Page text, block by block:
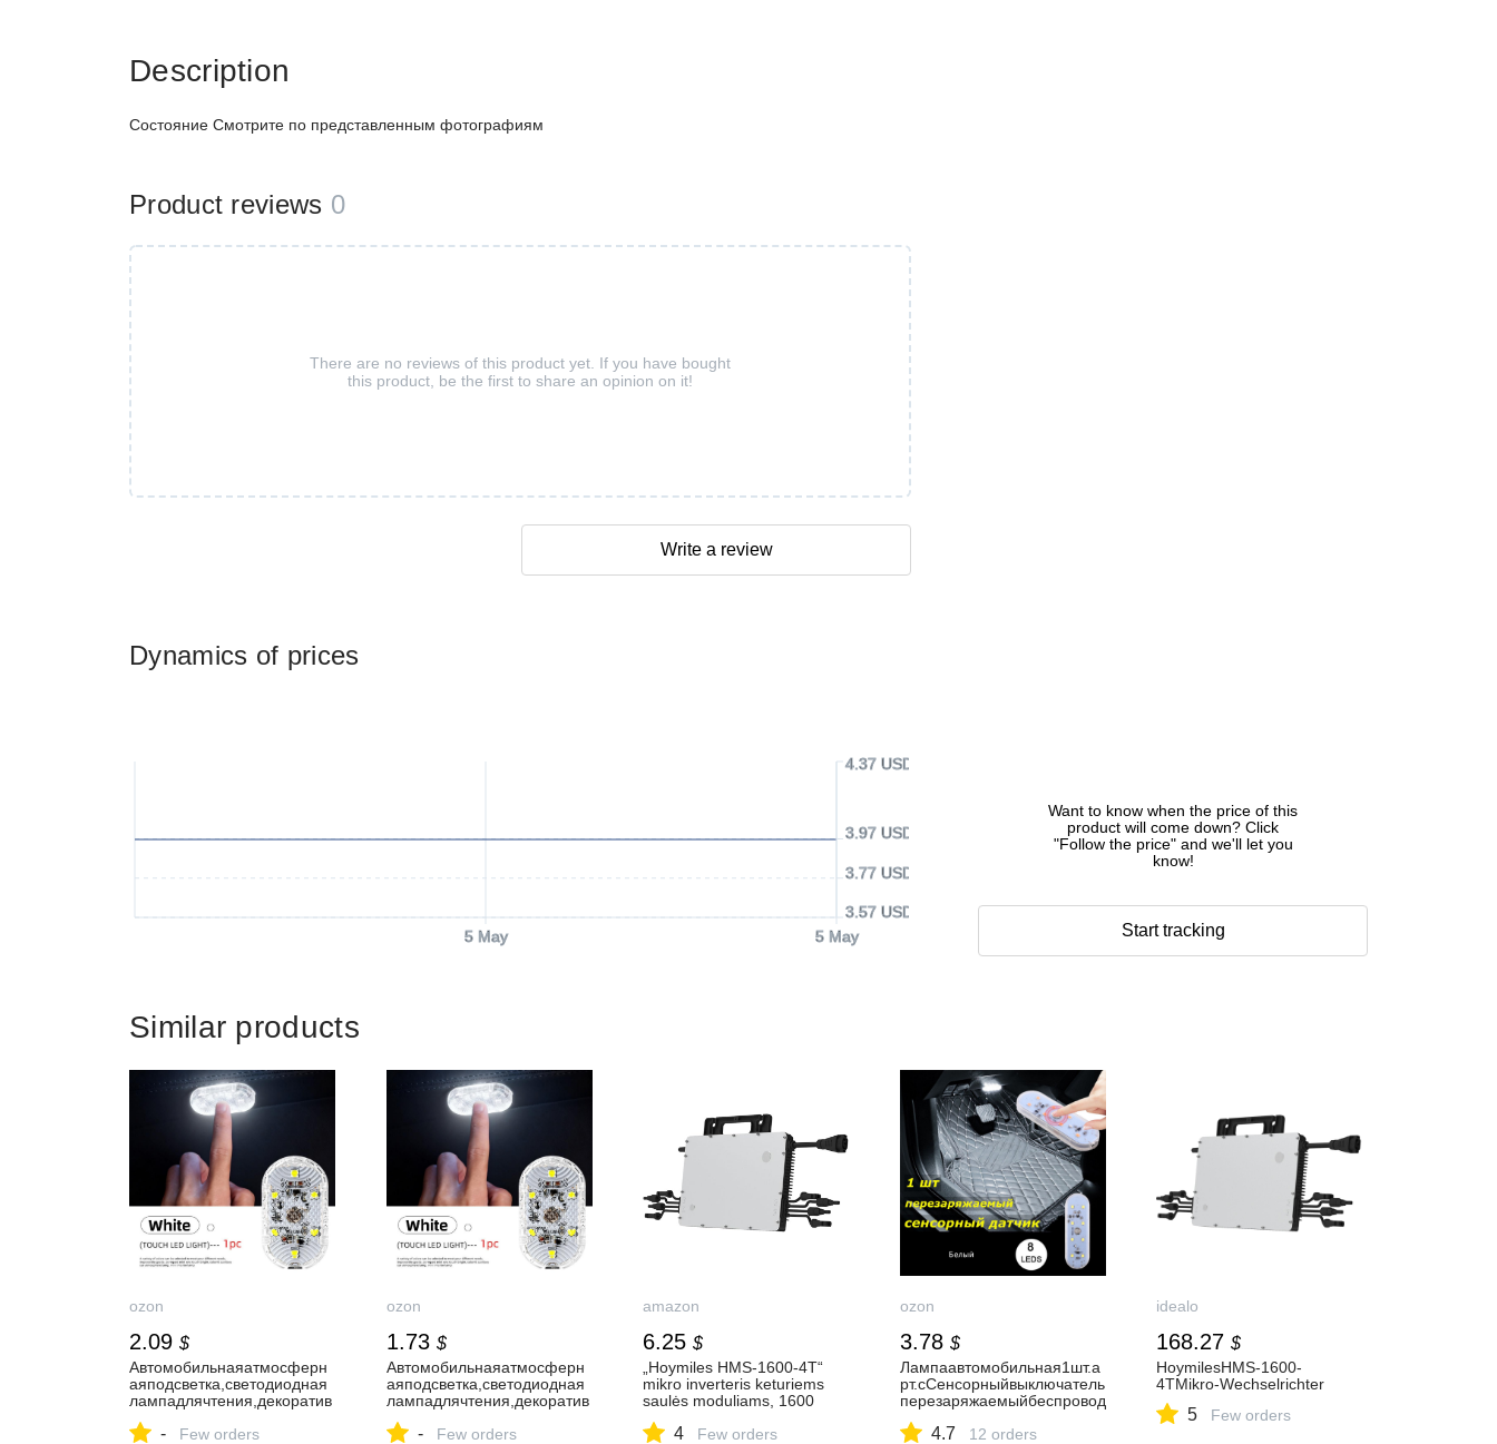
Dynamics of prices
5 May 5 May
3.57 USD
3.77 USD
3.97 USD
4.37 USD
Want to know when the price of this
product will come down? Click
"Follow the price" and we'll let you
know!
Start tracking
Description
Состояние Смотрите по представленным фотографиям
Product reviews 0
There are no reviews of this product yet. If you have bought
this product, be the first to share an opinion on it!
Write a review
Similar products
ozon
2.09 $
Автомобильнаяатмосферн
аяподсветка,светодиодная
лампадлячтения,декоратив
аяустановка,безпроводов,с
- Few orders
ozon
1.73 $
Автомобильнаяатмосферн
аяподсветка,светодиодная
лампадлячтения,декоратив
аяустановка,безпроводов,с
- Few orders
amazon
6.25 $
„Hoymiles HMS-1600-4T“
mikro inverteris keturiems
saulės moduliams, 1600
belaidžiu internetu, balkono
4 Few orders
ozon
3.78 $
Лампаавтомобильная1шт.а
рт.сСенсорныйвыключатель
перезаряжаемыйбеспровод
ыйзарядкаUSBосвещениев
4.7 12 orders
idealo
168.27 $
HoymilesHMS-1600-
4TMikro-Wechselrichter
5 Few orders